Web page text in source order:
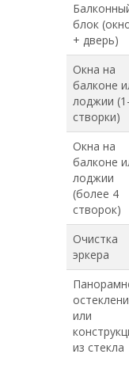
блок
+ дверь)
Окна на
балконе
лоджии
створки)
Окна на
балконе
лоджии
(более 4
створок)
Очистка
эркера
или
из стекла